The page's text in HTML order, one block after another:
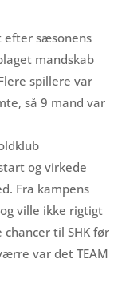
efter sæsonens
mandskab
spillere var
så 9 mand var
og virkede
Fra kampens
ville ikke rigtigt
til SHK før
var det TEAM